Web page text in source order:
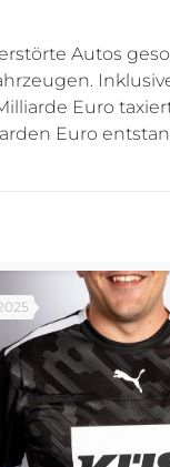
Autos
Euro
Euro